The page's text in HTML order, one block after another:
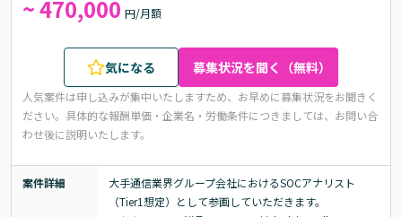
~ 470,000 円/月額
気になる 募集状況を聞く（無料）
人気案件は申し込みが集中いたしますため、お早めに募集状況をお聞きく
ださい。 具体的な報酬単価・企業名・労働条件につきましては、お問い合
わせ後に説明いたします。
案件詳細
大手通信業界グループ会社におけるSOCアナリスト
（Tier1想定）として参画していただきます。